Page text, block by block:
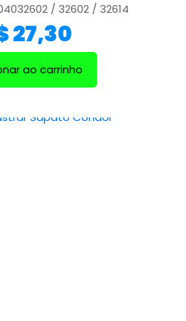
/ 32602 / 32614
27,30
ao carrinho